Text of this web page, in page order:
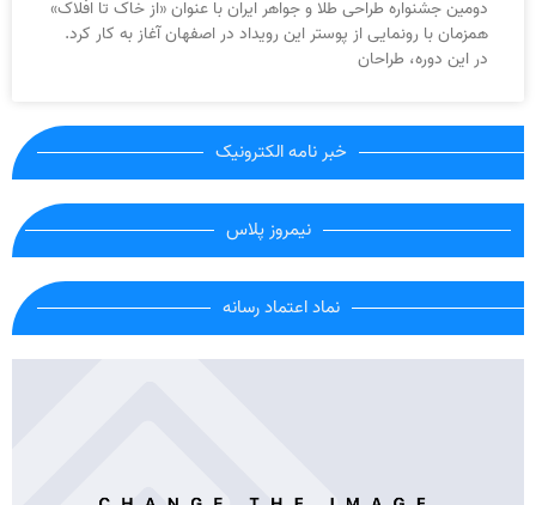
دومین جشنواره طراحی طلا و جواهر ایران با عنوان «از خاک تا افلاک»
همزمان با رونمایی از پوستر این رویداد در اصفهان آغاز به کار کرد.
در این دوره، طراحان
خبر نامه الکترونیک
نیمروز پلاس
نماد اعتماد رسانه